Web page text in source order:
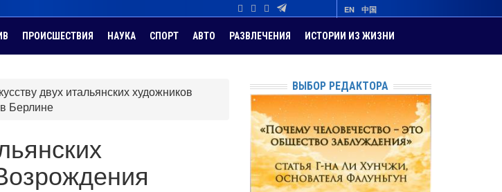
EN 中国
ПРОИСШЕСТВИЯ НАУКА СПОРТ АВТО РАЗВЛЕЧЕНИЯ ИСТОРИИ ИЗ ЖИЗНИ
двух итальянских художников
Берлине
ВЫБОР РЕДАКТОРА